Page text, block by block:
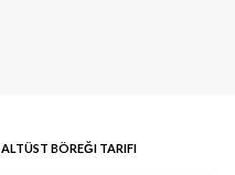
ALTÜST BÖREĞI TARIFI